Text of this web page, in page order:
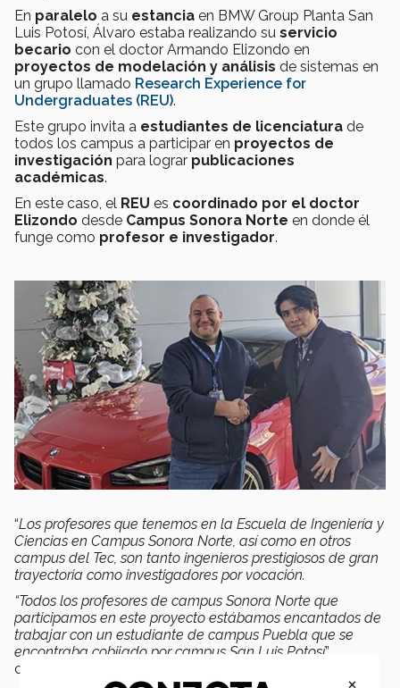
En paralelo a su estancia en BMW Group Planta San
Luis Potosí, Álvaro estaba realizando su servicio
becario con el doctor Armando Elizondo en
proyectos de modelación y análisis de sistemas en
un grupo llamado Research Experience for
Undergraduates (REU).
Este grupo invita a estudiantes de licenciatura de
todos los campus a participar en proyectos de
investigación para lograr publicaciones
académicas.
En este caso, el REU es coordinado por el doctor
Elizondo desde Campus Sonora Norte en donde él
funge como profesor e investigador.
“Los profesores que tenemos en la Escuela de Ingeniería y
Ciencias en Campus Sonora Norte, así como en otros
campus del Tec, son tanto ingenieros prestigiosos de gran
trayectoria como investigadores por vocación.
“Todos los profesores de campus Sonora Norte que
participamos en este proyecto estábamos encantados de
trabajar con un estudiante de campus Puebla que se
encontraba cobijado por campus San Luis Potosí”,
comentó el doctor Armando Elizondo.